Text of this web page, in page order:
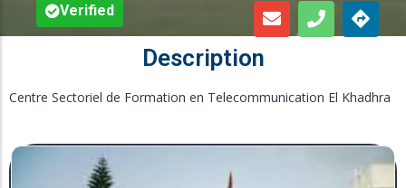
Verified
Description
Centre Sectoriel de Formation en Telecommunication El Khadhra